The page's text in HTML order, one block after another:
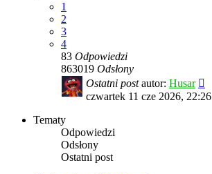
1
2
3
4
83 Odpowiedzi
863019 Odsłony
Ostatni postautor: Husar
czwartek 11 cze 2026, 22:26
Tematy
Odpowiedzi
Odsłony
Ostatni post